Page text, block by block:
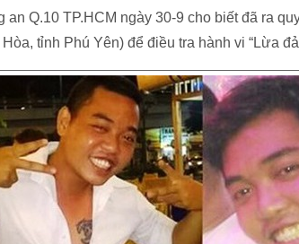
Q.10 TP.HCM ngày 30-9 cho biết đã ra
tỉnh Phú Yên) để điều tra hành vi “Lừa